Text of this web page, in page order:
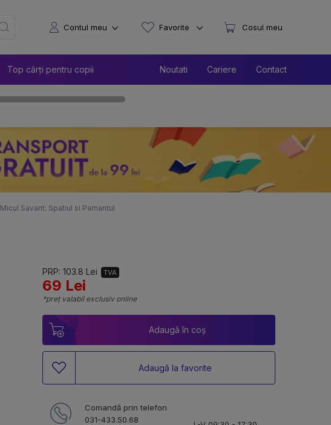
Top cărți pentru copii Noutati Cariere Contact
Contul meu Favorite Cosul meu
Micul Savant: Spatiul si Pamantul
PRP: 103.8 Lei TVA
69 Lei
*preț valabil exclusiv online
Adaugă în coș
Adaugă la favorite
Comandă prin telefon
031-433.50.68